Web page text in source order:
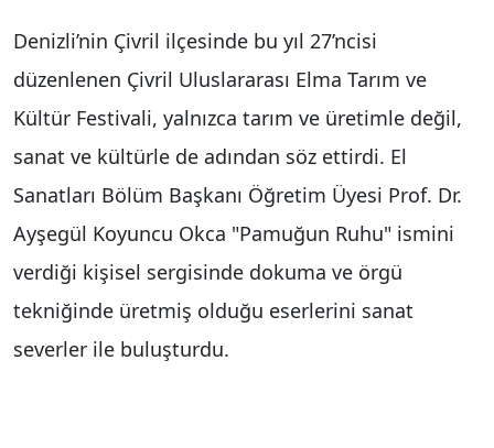
Denizli’nin Çivril ilçesinde bu yıl 27’ncisi
düzenlenen Çivril Uluslararası Elma Tarım ve
Kültür Festivali, yalnızca tarım ve üretimle değil,
sanat ve kültürle de adından söz ettirdi. El
Sanatları Bölüm Başkanı Öğretim Üyesi Prof. Dr.
Ayşegül Koyuncu Okca "Pamuğun Ruhu" ismini
verdiği kişisel sergisinde dokuma ve örgü
tekniğinde üretmiş olduğu eserlerini sanat
severler ile buluşturdu.